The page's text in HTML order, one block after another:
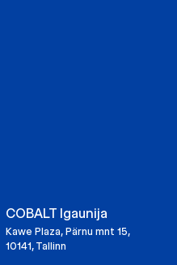
COBALT Igaunija
Kawe Plaza, Pärnu mnt 15,
10141, Tallinn